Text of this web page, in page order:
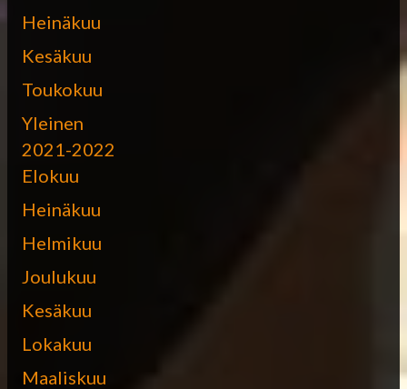
Heinäkuu
Kesäkuu
Toukokuu
Yleinen
2021-2022
Elokuu
Heinäkuu
Helmikuu
Joulukuu
Kesäkuu
Lokakuu
Maaliskuu